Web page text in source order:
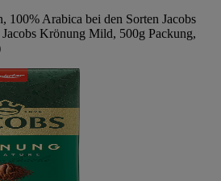
100% Arabica bei den Sorten Jacobs
Krönung Mild, 500g Packung,